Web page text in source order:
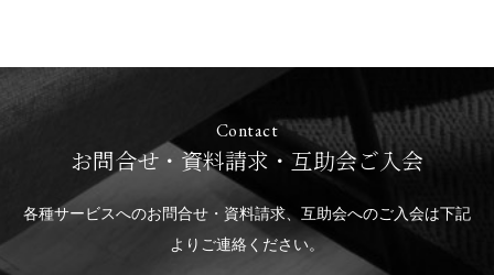
Contact
お問合せ・資料請求・互助会ご入会
各種サービスへのお問合せ・資料請求、互助会へのご入会は下記
よりご連絡ください。